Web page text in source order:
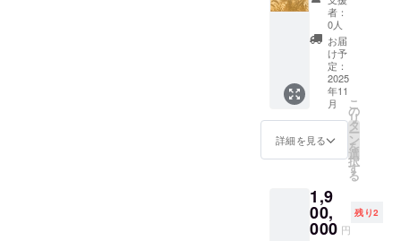
1189m
m×841
mm・
MDF5.5
ｍｍ
デザイ
ンレー
ザー彫
刻 】 月
夜見(ツ
クヨミ)
をデザ
インし
た MDF
レー
ザー彫
刻作品
しま
す。
（商品
の説
者：
0人
お届
け予
定：
2025
年11
月
詳細を見る
こ
の
リ
タ
ー
ン
を
選
択
す
る
1,9
00,
000 円
残り2